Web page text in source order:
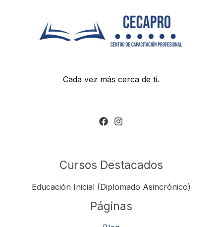
Cada vez más cerca de ti.
Cursos Destacados
Educación Inicial (Diplomado Asincrónico)
Páginas